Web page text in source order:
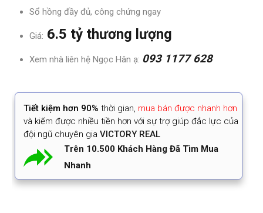
Sổ hồng đầy đủ, công chứng ngay
Giá: 6.5 tỷ thương lượng
Xem nhà liên hệ Ngọc Hân ạ: 093 1177 628
Tiết kiệm hơn 90% thời gian, mua bán được nhanh hơn
và kiếm được nhiều tiền hơn với sự trợ giúp đắc lực của
đội ngũ chuyên gia VICTORY REAL
Trên 10.500 Khách Hàng Đã Tìm Mua
Nhanh